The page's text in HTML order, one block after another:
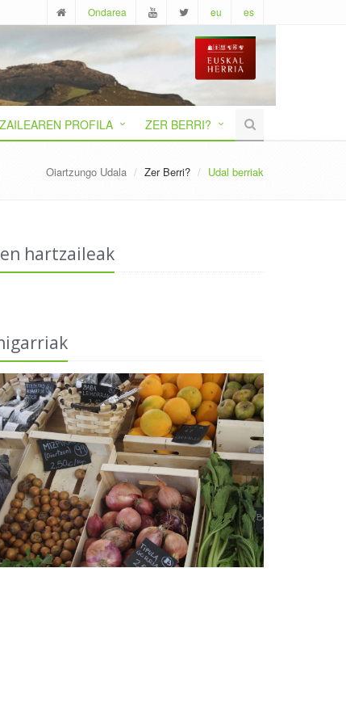
Ondarea eu es
PROFILA ZER BERRI?
Oiartzungo Udala Zer Berri? Udal berriak
hartzaileak